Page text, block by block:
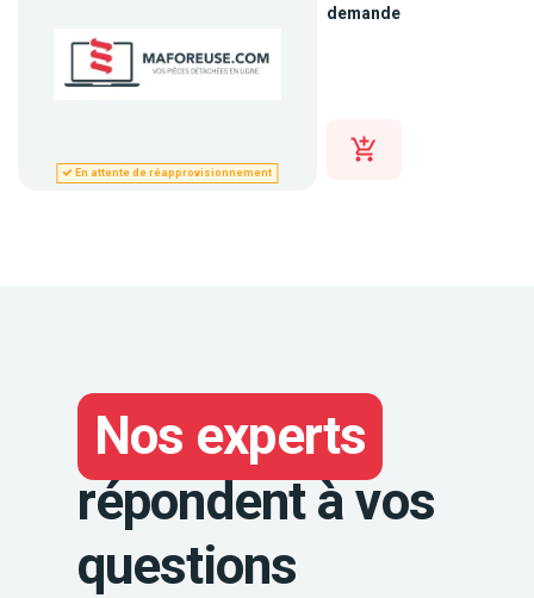
En attente de réapprovisionnement
demande
Nos experts
répondent à vos
questions